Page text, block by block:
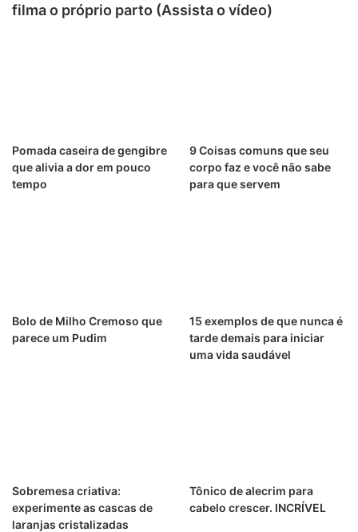
filma o próprio parto (Assista o vídeo)
Pomada caseira de gengibre
que alivia a dor em pouco
tempo
9 Coisas comuns que seu
corpo faz e você não sabe
para que servem
Bolo de Milho Cremoso que
parece um Pudim
15 exemplos de que nunca é
tarde demais para iniciar
uma vida saudável
Sobremesa criativa:
experimente as cascas de
laranjas cristalizadas
Tônico de alecrim para
cabelo crescer. INCRÍVEL